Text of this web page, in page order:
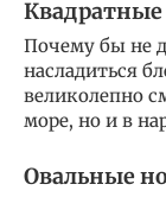
Почему бы не
насладиться
великолепно
море, но и в
Овальные